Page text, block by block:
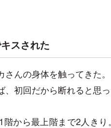
スされた
んの身体を触ってきた
初回だから断れると思っ
から最上階まで2人き